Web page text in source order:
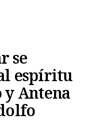
se
espíritu
y Antena